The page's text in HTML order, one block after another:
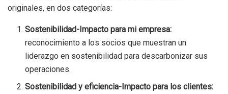
originales, en dos categorías:
Sostenibilidad-Impacto para mi empresa:
reconocimiento a los socios que muestran un
liderazgo en sostenibilidad para descarbonizar sus
operaciones.
Sostenibilidad y eficiencia-Impacto para los clientes: